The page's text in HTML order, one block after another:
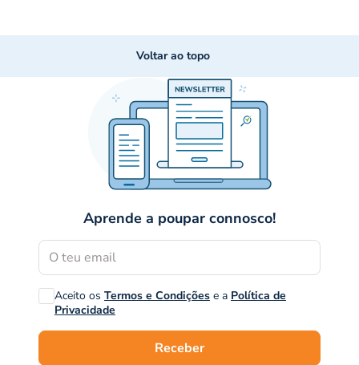
Voltar ao topo
Aprende a poupar connosco!
Aceito os Termos e Condições e a Política de
Privacidade
Receber